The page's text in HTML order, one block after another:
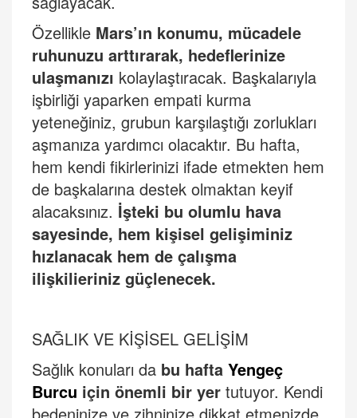
Özellikle Mars’ın konumu, mücadele
ruhunuzu arttırarak, hedeflerinize
ulaşmanızı kolaylaştıracak. Başkalarıyla
işbirliği yaparken empati kurma
yeteneğiniz, grubun karşılaştığı zorlukları
aşmanıza yardımcı olacaktır. Bu hafta,
hem kendi fikirlerinizi ifade etmekten hem
de başkalarına destek olmaktan keyif
alacaksınız. İşteki bu olumlu hava
sayesinde, hem kişisel gelişiminiz
hızlanacak hem de çalışma
ilişkilieriniz güçlenecek.
SAĞLIK VE KİŞİSEL GELİŞİM
Sağlık konuları da bu hafta Yengeç
Burcu için önemli bir yer tutuyor. Kendi